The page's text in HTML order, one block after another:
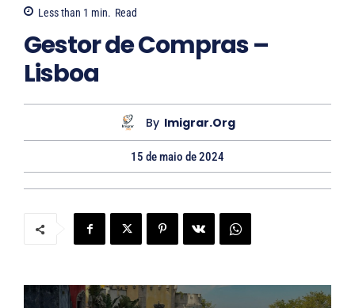
Less than 1 min. Read
Gestor de Compras –
Lisboa
By Imigrar.org
15 de maio de 2024